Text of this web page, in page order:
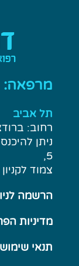
מרפאה:
תל אביב
רחוב: ברודצקי 43 –
ניתן
5,
צמוד לקניון
הרשמה
מדיניות
תנאי